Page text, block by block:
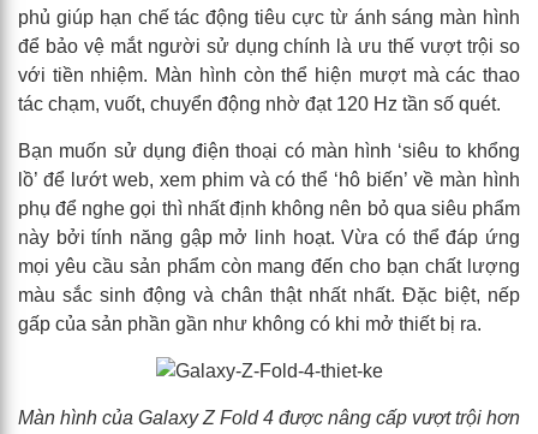
phủ giúp hạn chế tác động tiêu cực từ ánh sáng màn hình
để bảo vệ mắt người sử dụng chính là ưu thế vượt trội so
với tiền nhiệm. Màn hình còn thể hiện mượt mà các thao
tác chạm, vuốt, chuyển động nhờ đạt 120 Hz tần số quét.
Bạn muốn sử dụng điện thoại có màn hình ‘siêu to khổng
lồ’ để lướt web, xem phim và có thể ‘hô biến’ về màn hình
phụ để nghe gọi thì nhất định không nên bỏ qua siêu phẩm
này bởi tính năng gập mở linh hoạt. Vừa có thể đáp ứng
mọi yêu cầu sản phẩm còn mang đến cho bạn chất lượng
màu sắc sinh động và chân thật nhất nhất. Đặc biệt, nếp
gấp của sản phần gần như không có khi mở thiết bị ra.
Màn hình của Galaxy Z Fold 4 được nâng cấp vượt trội hơn